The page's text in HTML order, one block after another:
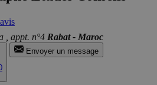
, appt. n°4 Rabat - Maroc
Envoyer un message